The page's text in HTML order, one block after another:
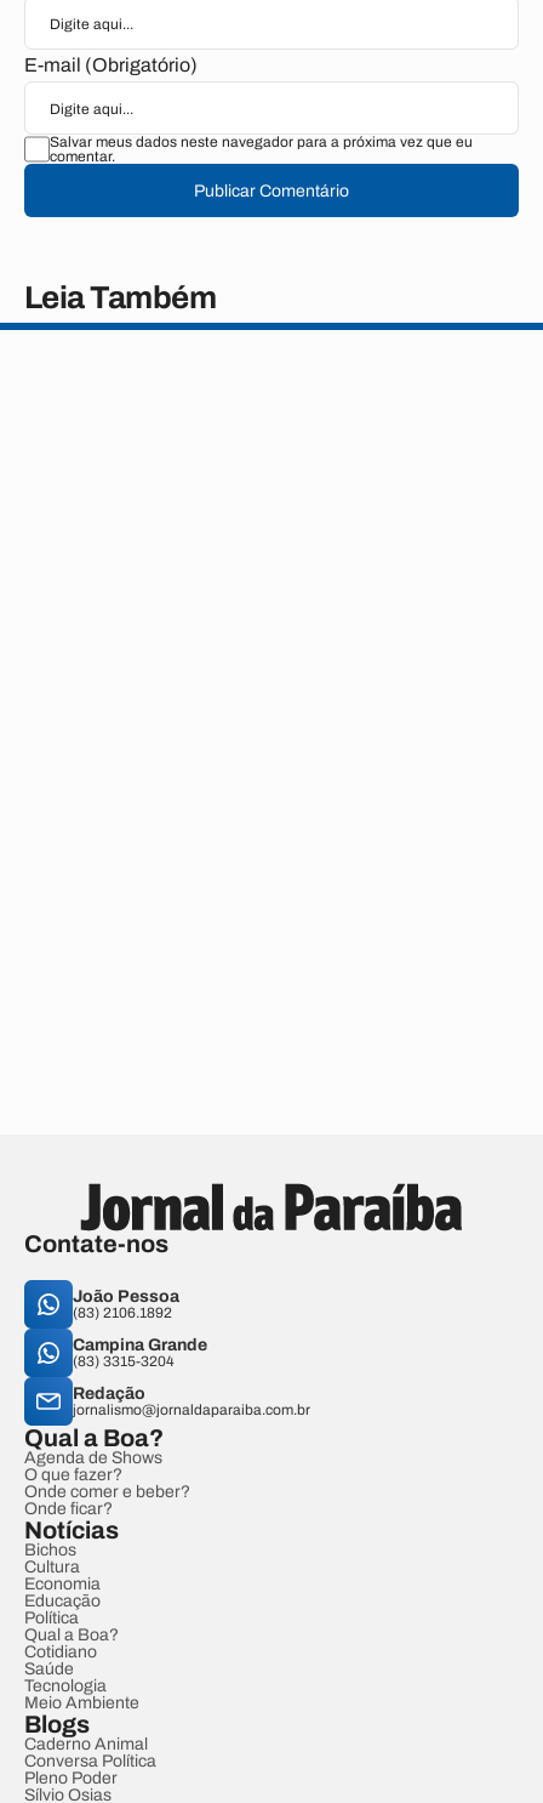
E-mail (Obrigatório)
Salvar meus dados neste navegador para a próxima vez que eu
comentar.
Publicar Comentário
Leia Também
Contate-nos
João Pessoa
(83) 2106.1892
Campina Grande
(83) 3315-3204
Redação
jornalismo@jornaldaparaiba.com.br
Qual a Boa?
Agenda de Shows
O que fazer?
Onde comer e beber?
Onde ficar?
Notícias
Bichos
Cultura
Economia
Educação
Política
Qual a Boa?
Cotidiano
Saúde
Tecnologia
Meio Ambiente
Blogs
Caderno Animal
Conversa Política
Pleno Poder
Sílvio Osias